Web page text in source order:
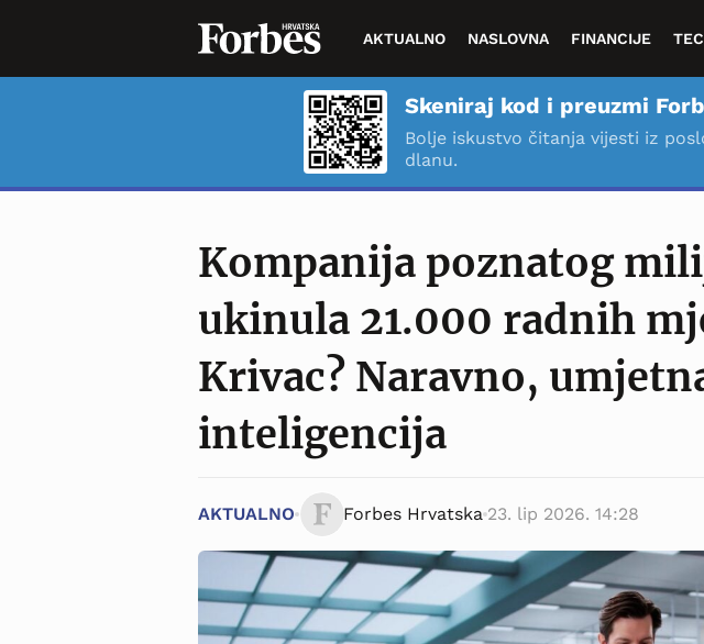
AKTUALNO NASLOVNA FINANCIJE
Skeniraj kod i preuzmi
Bolje iskustvo čitanja vijesti iz
dlanu.
Kompanija poznatog
ukinula 21.000 radnih
Krivac? Naravno,
inteligencija
AKTUALNO Forbes Hrvatska 23. lip 2026. 14:28